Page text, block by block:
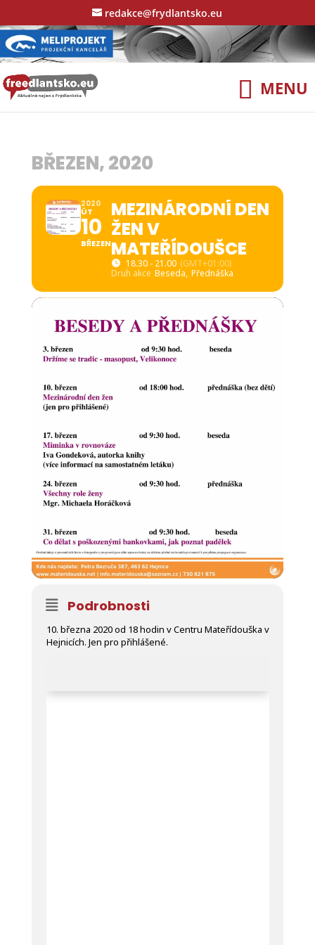
redakce@frydlantsko.eu
BŘEZEN, 2020
2020
ÚT
10
BŘEZEN
MEZINÁRODNÍ DEN
ŽEN V
MATEŘÍDOUŠCE
18.30 - 21.00 (GMT+01:00)
Druh akce Beseda, Přednáška
Podrobnosti
10. března 2020 od 18 hodin v Centru Mateřídouška v
Hejnicích. Jen pro přihlášené.